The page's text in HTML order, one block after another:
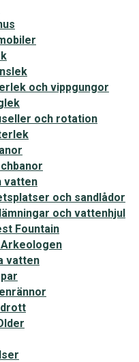
och vippgungor
och rotation
vatten
och sandlådor
och vattenhjul
Fountain
vatten